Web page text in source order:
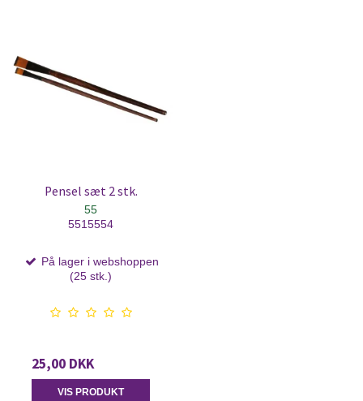
Pensel sæt 2 stk.
55
5515554
På lager i webshoppen
(25 stk.)
25,00 DKK
VIS PRODUKT